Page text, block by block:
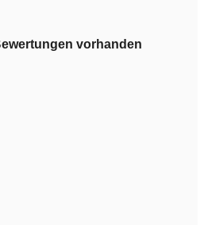
vorhanden